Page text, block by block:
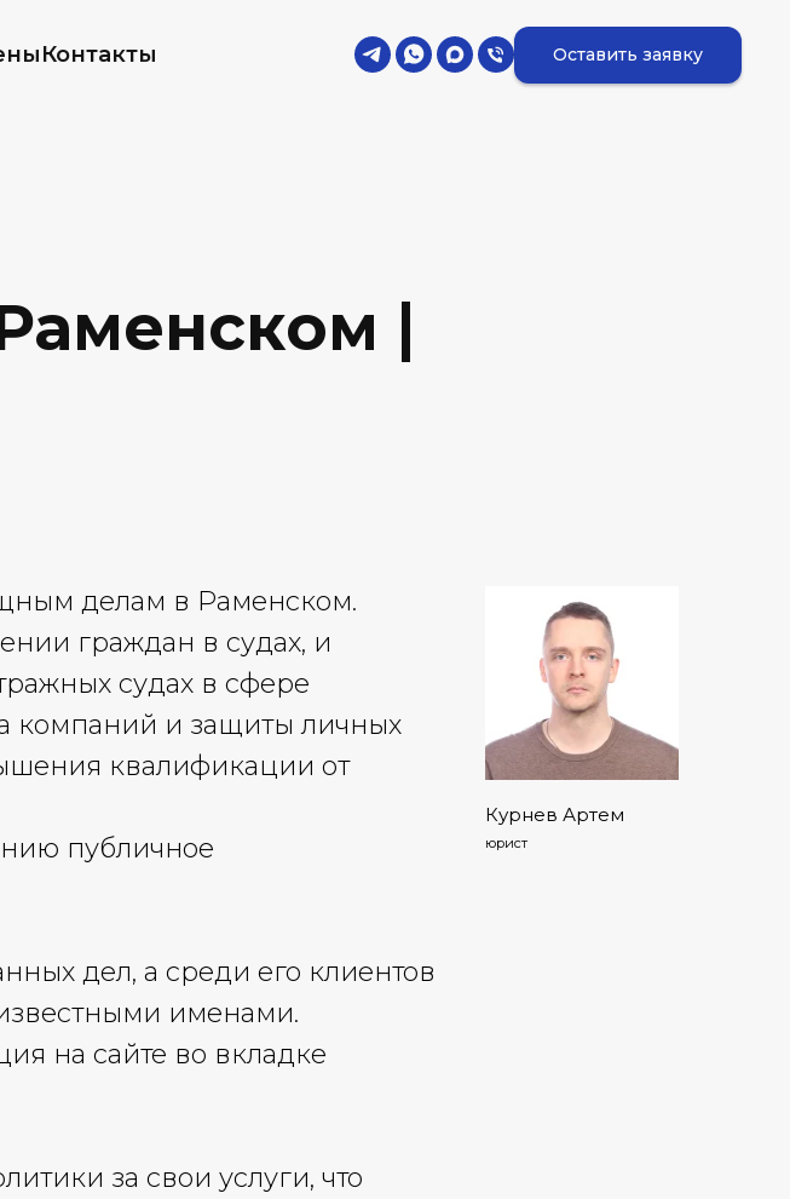
Контакты Оставить заявку
|
делам в Раменском.
граждан в судах, и
судах в сфере
компаний и защиты личных
квалификации от
публичное
дел, а среди его клиентов
именами.
на сайте во вкладке
за свои услуги, что
Курнев Артем
юрист